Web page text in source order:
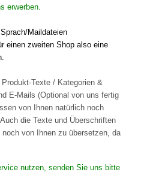
erwerben.
Maildateien
einen zweiten Shop also eine
Texte / Kategorien &
E-Mails (Optional von uns fertig
von Ihnen natürlich noch
die Texte und Überschriften
von Ihnen zu übersetzen, da
nutzen, senden Sie uns bitte